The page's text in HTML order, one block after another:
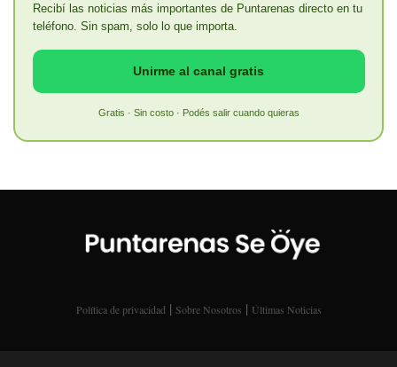
Recibí las noticias más importantes de Puntarenas directo en tu
teléfono. Sin spam, solo lo que importa.
Unirme al canal gratis
Gratis · Sin costo · Podés salir cuando quieras
Política de privacidad | Sobre Nosotros | Últimas Noticias